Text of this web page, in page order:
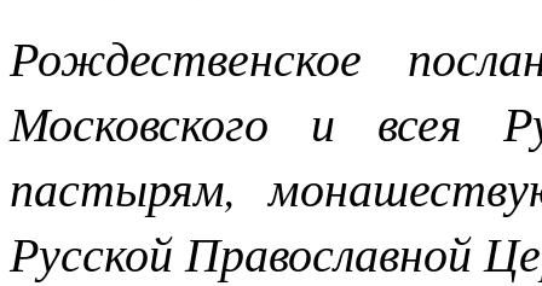
Рождественское
Московского и всея
пастырям,
Русской Православной